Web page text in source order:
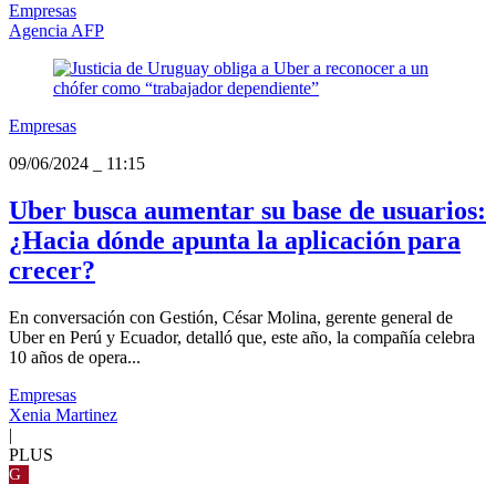
Empresas
Agencia AFP
Empresas
09/06/2024
11:15
Uber busca aumentar su base de usuarios:
¿Hacia dónde apunta la aplicación para
crecer?
En conversación con Gestión, César Molina, gerente general de
Uber en Perú y Ecuador, detalló que, este año, la compañía celebra
10 años de opera...
Empresas
Xenia Martinez
|
PLUS
G